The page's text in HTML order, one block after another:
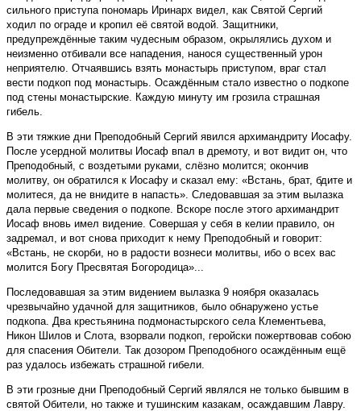
сильного приступа пономарь Иринарх видел, как Святой Сергий
ходил по ограде и кропил её святой водой. Защитники,
предупреждённые таким чудесным образом, окрылялись духом и
неизменно отбивали все нападения, нанося существенный урон
неприятелю. Отчаявшись взять монастырь приступом, враг стал
вести подкоп под монастырь. Осаждённым стало известно о подкопе
под стены монастырские. Каждую минуту им грозила страшная
гибель.
В эти тяжкие дни Преподобный Сергий явился архимандриту Иосафу.
После усердной молитвы Иосаф впал в дремоту, и вот видит он, что
Преподобный, с воздетыми руками, слёзно молится; окончив
молитву, он обратился к Иосафу и сказал ему: «Встань, брат, бдите и
молитеся, да не внидите в напасть». Следовавшая за этим вылазка
дала первые сведения о подкопе. Вскоре после этого архимандрит
Иосаф вновь имел видение. Совершая у себя в келии правило, он
задремал, и вот снова приходит к нему Преподобный и говорит:
«Встань, не скорби, но в радости вознеси молитвы, ибо о всех вас
молится Богу Пресвятая Богородица»...
Последовавшая за этим видением вылазка 9 ноября оказалась
чрезвычайно удачной для защитников, было обнаружено устье
подкопа. Два крестьянина подмонастырского села Клементьева,
Никон Шилов и Слота, взорвали подкоп, геройски пожертвовав собою
для спасения Обители. Так дозором Преподобного осаждённым ещё
раз удалось избежать страшной гибели.
В эти грозные дни Преподобный Сергий являлся не только бывшим в
святой Обители, но также и тушинским казакам, осаждавшим Лавру.